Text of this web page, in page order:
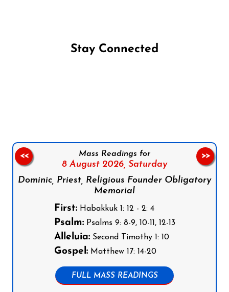
Stay Connected
Mass Readings for
8 August 2026, Saturday
Dominic, Priest, Religious Founder Obligatory
Memorial
First:Habakkuk 1: 12 - 2: 4
Psalm:Psalms 9: 8-9, 10-11, 12-13
Alleluia:Second Timothy 1: 10
Gospel:Matthew 17: 14-20
FULL MASS READINGS
<< >>